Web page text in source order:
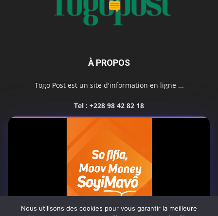
À PROPOS
Togo Post est un site d'information en ligne ...
Tel : +228 98 42 82 18
SUIVEZ NOUS
Nous utilisons des cookies pour vous garantir la meilleure